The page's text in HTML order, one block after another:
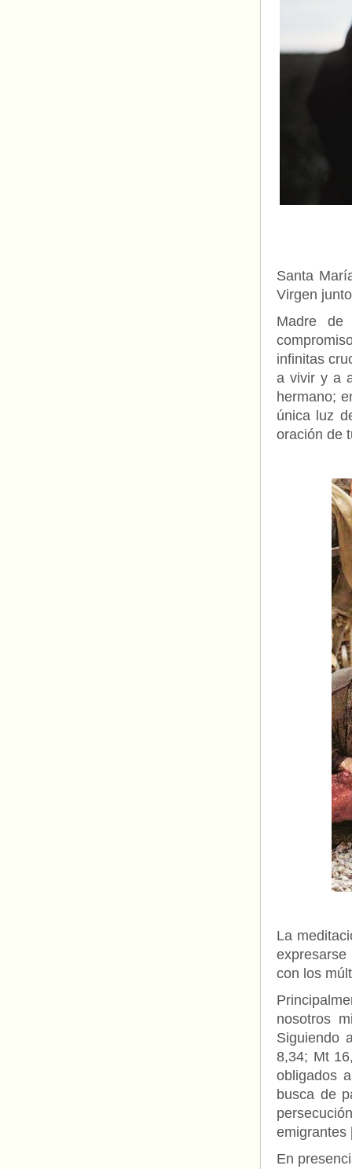
Santa
Virgen
Madre de
infinitas
a vivir y a
hermano;
única luz
oración de
La
con los
nosotros
Siguiendo
8,34; Mt
obligados
busca de
En